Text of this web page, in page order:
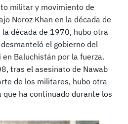
militar y movimiento de
Noroz Khan en la década de
década de 1970, hubo otra
el gobierno del
Baluchistán por la fuerza.
tras el asesinato de Nawab
de los militares, hubo otra
que ha continuado durante los